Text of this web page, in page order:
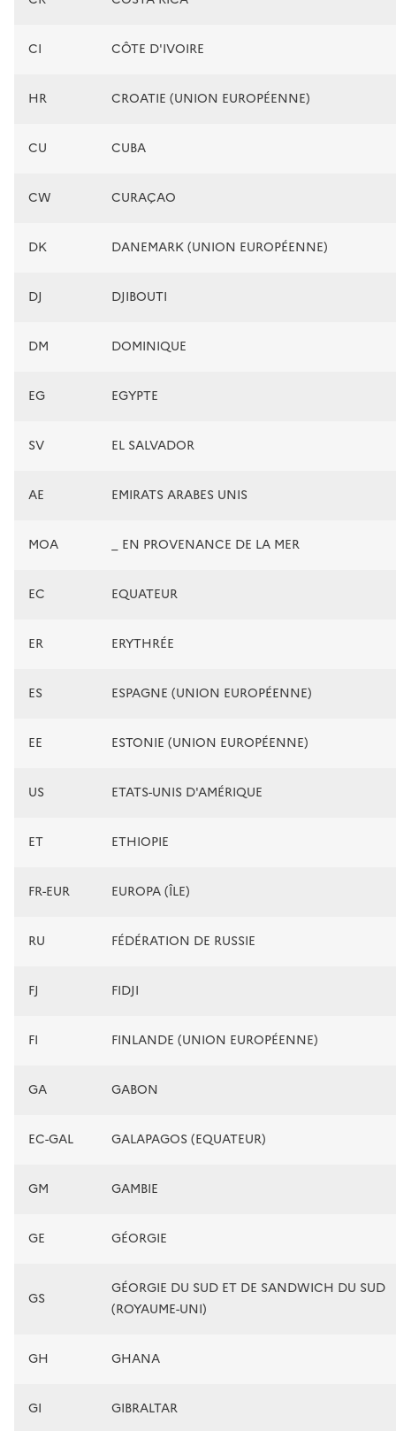
CI CÔTE D'IVOIRE
HR CROATIE (UNION EUROPÉENNE)
CU CUBA
CW CURAÇAO
DK DANEMARK (UNION EUROPÉENNE)
DJ DJIBOUTI
DM DOMINIQUE
EG EGYPTE
SV EL SALVADOR
AE EMIRATS ARABES UNIS
MOA _ EN PROVENANCE DE LA MER
EC EQUATEUR
ER ERYTHRÉE
ES ESPAGNE (UNION EUROPÉENNE)
EE ESTONIE (UNION EUROPÉENNE)
US ETATS-UNIS D'AMÉRIQUE
ET ETHIOPIE
FR-EUR EUROPA (ÎLE)
RU FÉDÉRATION DE RUSSIE
FJ FIDJI
FI FINLANDE (UNION EUROPÉENNE)
GA GABON
EC-GAL GALAPAGOS (EQUATEUR)
GM GAMBIE
GE GÉORGIE
GS
GÉORGIE DU SUD ET DE SANDWICH DU SUD
(ROYAUME-UNI)
GH GHANA
GI GIBRALTAR